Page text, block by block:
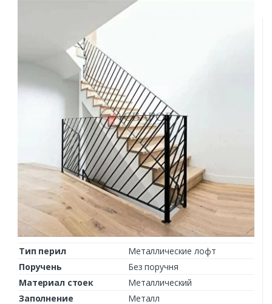
Тип перил
Металлические лофт
Поручень
Без поручня
Материал стоек
Металлический
Заполнение
Металл